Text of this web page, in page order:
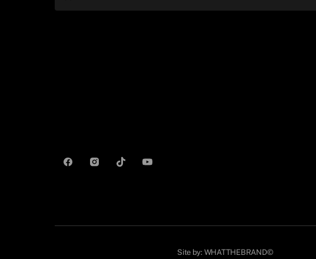
Site by: WHATTHEBRAND©